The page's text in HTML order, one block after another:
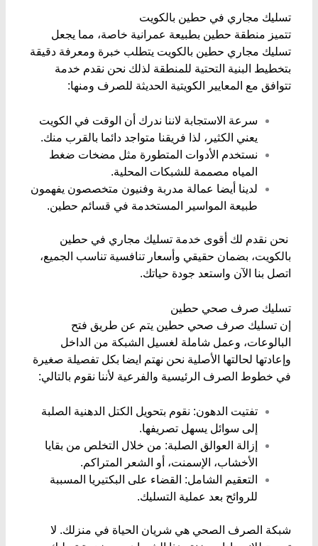
​تسليك مجاري في حطين بالكويت
​تتميز منطقة حطين بطبيعة عمرانية خاصة، مما يجعل
تسليك مجاري حطين بالكويت يتطلب خبرة ومعرفة دقيقة
بتخطيط البنية التحتية للمنطقة لذلك نحن نقدم خدمة
تتوافق مع المعايير الكويتية الحديثة للصرف ومنها:
​سرعة الاستجابة لاننا ندرك أن الوقت في الكويت
يعني الكثير، لذا فريقنا متواجد دائما بالقرب منك.
نستخدم ​الأدوات المتطورة مثل مضخات ضغط
المياه مصممة للشبكات المحلية.
لدينا أيضا ​عمالة مدربة وفنيون متخصصون يفهمون
طبيعة المواسير المستخدمة في قسائم حطين.
​ نحن نقدم لك أقوى خدمة تسليك مجاري في حطين
بالكويت، بضمان حقيقي وأسعار تنافسية تناسب الجميع،
اتصل بنا الآن واستعد جودة حياتك.
​تسليك صرف صحي حطين
​إن تسليك صرف صحي حطين يتم عن طريق فتح
البالوعات، وعمل شاملة لغسيل الشبكة من الداخل
وإعادتها لحالتها الأصلية نحن نهتم ايضا بكل تفصيلة صغيرة
في خطوط الصرف الرئيسية والفرعية لأننا نقوم بالتالي:
​تفتيت الدهون: نقوم بتحويل الكتل الدهنية الصلبة
إلى سوائل يسهل تصريفها.
​إزالة العوالق الصلبة: من خلال التخلص من بقايا
الأخشاب، الإسمنت، أو الشعر المتراكم.
​التعقيم الشامل: القضاء على البكتيريا المسببة
للروائح بعد عملية التسليك.
شبكة الصرف الصحي هي شريان الحياة في منزلك. لا